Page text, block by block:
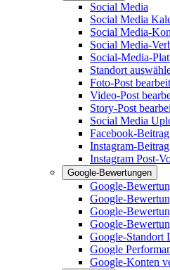
Social Media
Social Media
Social Media-
Social Media-
Social-Media-
Standort
Foto-Post
Video-Post
Story-Post
Social Media
Facebook-
Instagram-
Instagram Post-
Google-Bewertungen
Google-
Google-
Google-
Google-
Google-Standort
Google
Google-Konten